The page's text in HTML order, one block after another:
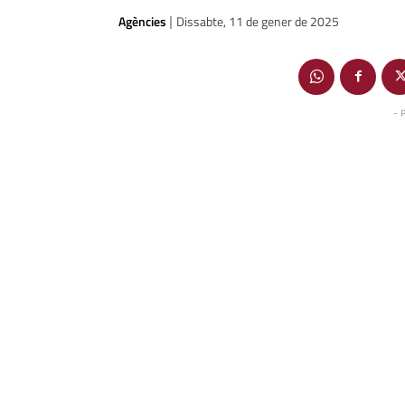
Agències | Dissabte, 11 de gener de 2025
-